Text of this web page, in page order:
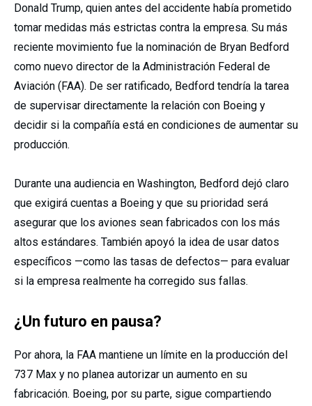
Donald Trump, quien antes del accidente había prometido
tomar medidas más estrictas contra la empresa. Su más
reciente movimiento fue la nominación de Bryan Bedford
como nuevo director de la Administración Federal de
Aviación (FAA). De ser ratificado, Bedford tendría la tarea
de supervisar directamente la relación con Boeing y
decidir si la compañía está en condiciones de aumentar su
producción.
Durante una audiencia en Washington, Bedford dejó claro
que exigirá cuentas a Boeing y que su prioridad será
asegurar que los aviones sean fabricados con los más
altos estándares. También apoyó la idea de usar datos
específicos —como las tasas de defectos— para evaluar
si la empresa realmente ha corregido sus fallas.
¿Un futuro en pausa?
Por ahora, la FAA mantiene un límite en la producción del
737 Max y no planea autorizar un aumento en su
fabricación. Boeing, por su parte, sigue compartiendo